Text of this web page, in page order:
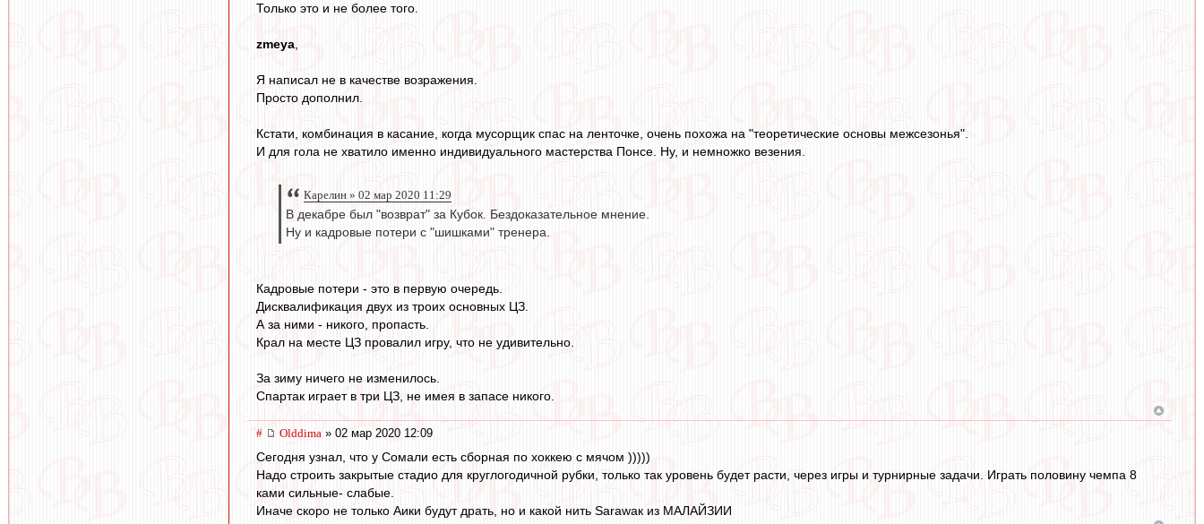
Только это и не более того.
zmeya
Я написал не в качестве возражения.
Просто дополнил.
Кстати, комбинация в касание, когда мусорщик спас на ленточке, очень похожа на "теоретические основы межсезонья".
И для гола не хватило именно индивидуального мастерства Понсе. Ну, и немножко везения.
Карелин » 02 мар 2020 11:29
В декабре был "возврат" за Кубок. Бездоказательное мнение.
Ну и кадровые потери с "шишками" тренера.
Кадровые потери - это в первую очередь.
Дисквалификация двух из троих основных ЦЗ.
А за ними - никого, пропасть.
Крал на месте ЦЗ провалил игру, что не удивительно.
За зиму ничего не изменилось.
Спартак играет в три ЦЗ, не имея в запасе никого.
# Olddima » 02 мар 2020 12:09
Сегодня узнал, что у Сомали есть сборная по хоккею с мячом )))))
Надо строить закрытые стадио для круглогодичной рубки, только так уровень будет расти, через игры и турнирные задачи. Играть половину чемпа 8
ками сильные- слабые.
Иначе скоро не только Аики будут драть, но и какой нить Sarawaк из МАЛАЙЗИИ